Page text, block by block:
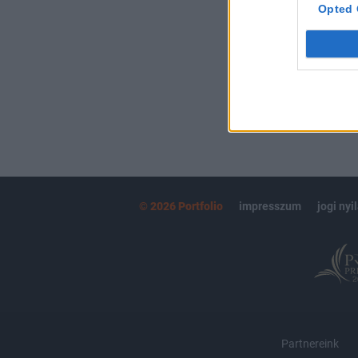
Opted
MÁR
© 2026 Portfolio impresszum jogi
Partnereink